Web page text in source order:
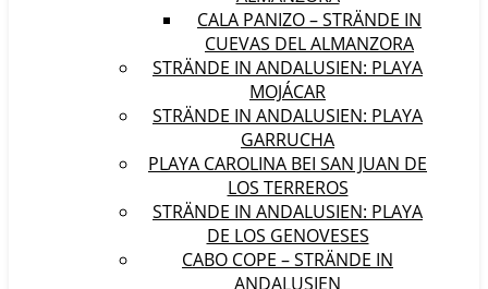
CALA PANIZO – STRÄNDE IN
CUEVAS DEL ALMANZORA
STRÄNDE IN ANDALUSIEN: PLAYA
MOJÁCAR
STRÄNDE IN ANDALUSIEN: PLAYA
GARRUCHA
PLAYA CAROLINA BEI SAN JUAN DE
LOS TERREROS
STRÄNDE IN ANDALUSIEN: PLAYA
DE LOS GENOVESES
CABO COPE – STRÄNDE IN
ANDALUSIEN